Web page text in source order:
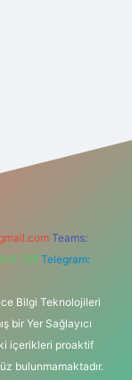
Teams:
0 726 Telegram:
Bilgi Teknolojileri
bir Yer Sağlayıcı
içerikleri proaktif
bulunmamaktadır.